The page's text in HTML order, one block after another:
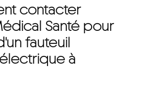
contacter
Santé pour
fauteuil
à